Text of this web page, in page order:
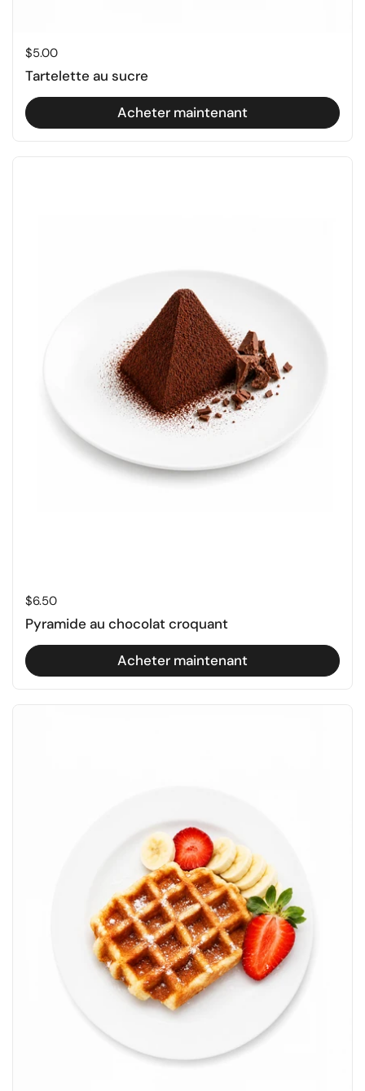
Prix régulier
$5.00
Tartelette au sucre
Acheter maintenant
Prix régulier
$6.50
Pyramide au chocolat croquant
Acheter maintenant